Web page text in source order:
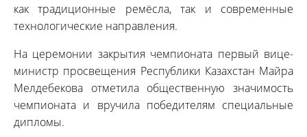
как традиционные ремёсла, так и современные
технологические направления.
На церемонии закрытия чемпионата первый вице-
министр просвещения Республики Казахстан Майра
Мелдебекова отметила общественную значимость
чемпионата и вручила победителям специальные
дипломы.